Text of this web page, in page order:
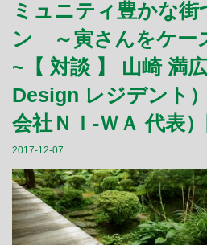
ミュニティ豊かな街
ン ～寅さんをケー
~【 対談 】 山崎 満
Design レジデント
会社ＮＩ-ＷＡ 代表
2017-12-07